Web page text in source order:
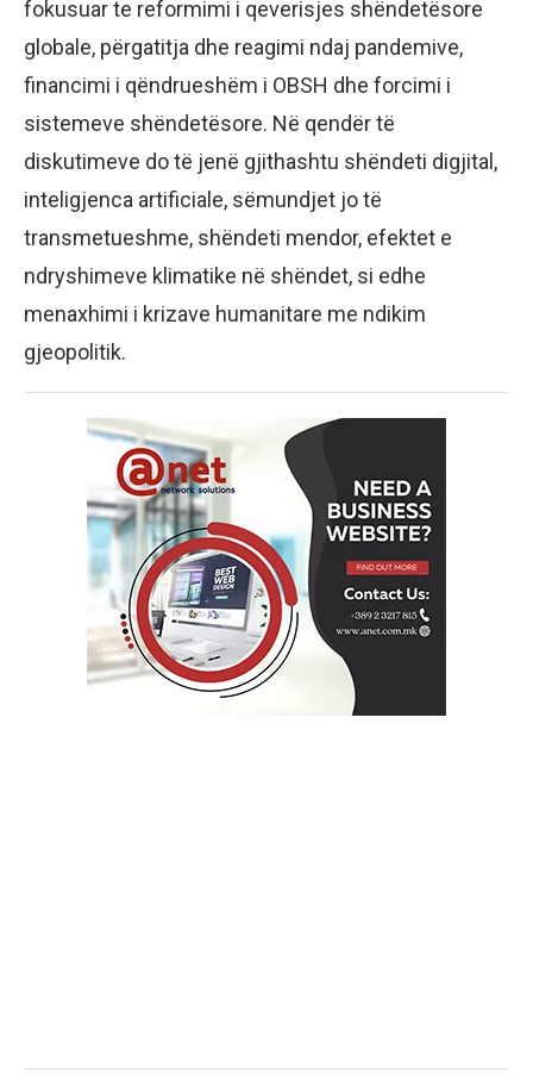
fokusuar te reformimi i qeverisjes shëndetësore
globale, përgatitja dhe reagimi ndaj pandemive,
financimi i qëndrueshëm i OBSH dhe forcimi i
sistemeve shëndetësore. Në qendër të
diskutimeve do të jenë gjithashtu shëndeti digjital,
inteligjenca artificiale, sëmundjet jo të
transmetueshme, shëndeti mendor, efektet e
ndryshimeve klimatike në shëndet, si edhe
menaxhimi i krizave humanitare me ndikim
gjeopolitik.